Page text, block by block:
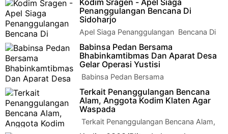
Senam Klaten - Persatuan Istri Tentara (Persit) Kartika C…
Kodim Sragen - Apel Siaga
Penanggulangan Bencana Di
Sidoharjo
Apel Siaga Penanggulangan Bencana Di
SidoharjoJumat,6 November 2020 pukul
08.00 s/d 08.20 bertempat di Halaman Kantor …
Babinsa Pedan Bersama
Bhabinkamtibmas Dan Aparat Desa
Gelar Operasi Yustisi
Babinsa Pedan Bersama
Bhabinkamtibmas Dan Aparat Desa Gelar
Operasi Yustisi KLaten - Upaya dalam memutus penyebaran
vir…
Terkait Penanggulangan Bencana
Alam, Anggota Kodim Klaten Agar
Waspada
Terkait Penanggulangan Bencana Alam,
Anggota Kodim Klaten Agar